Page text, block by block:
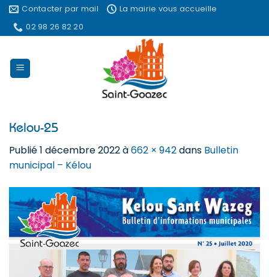
Passer
contenu
Contacter par mail
La mairie vous accueille
02 98 26 82 20
Kelou-25
Publié1 décembre 2022à662 × 942dans Bulletin
municipal – Kélou